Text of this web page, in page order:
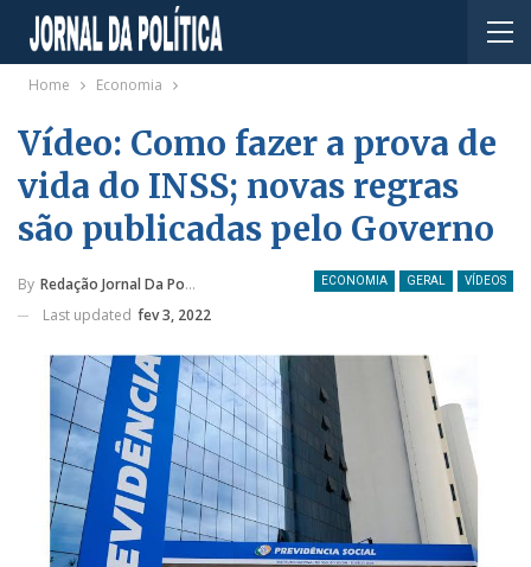
Home Economia
Vídeo: Como fazer a prova de
vida do INSS; novas regras
são publicadas pelo Governo
ECONOMIA GERAL VÍDEOS
By Redação Jornal Da Política
Last updated fev 3, 2022